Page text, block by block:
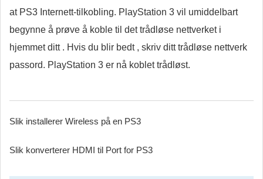
at PS3 Internett-tilkobling. PlayStation 3 vil umiddelbart
begynne å prøve å koble til det trådløse nettverket i
hjemmet ditt . Hvis du blir bedt , skriv ditt trådløse nettverk
passord. PlayStation 3 er nå koblet trådløst.
Slik installerer Wireless på en PS3
Slik konverterer HDMI til Port for PS3